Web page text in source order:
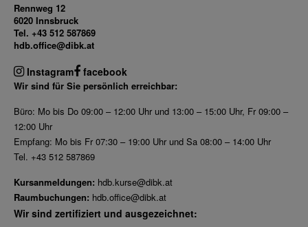
Rennweg 12
6020 Innsbruck
Tel. +43 512 587869
hdb.office@dibk.at
Instagram facebook
Wir sind für Sie persönlich erreichbar:
Büro: Mo bis Do 09:00 – 12:00 Uhr und 13:00 – 15:00 Uhr, Fr 09:00 –
12:00 Uhr
Empfang: Mo bis Fr 07:30 – 19:00 Uhr und Sa 08:00 – 14:00 Uhr
Tel. +43 512 587869
Kursanmeldungen: hdb.kurse@dibk.at
Raumbuchungen: hdb.office@dibk.at
Wir sind zertifiziert und ausgezeichnet: